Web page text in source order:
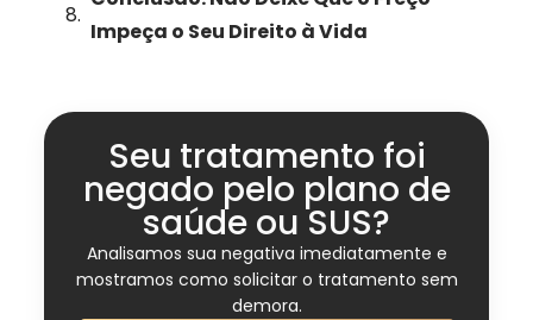
Impeça o Seu Direito à Vida
Seu tratamento foi
negado pelo plano de
saúde ou SUS?
Analisamos sua negativa imediatamente e
mostramos como solicitar o tratamento sem
demora.